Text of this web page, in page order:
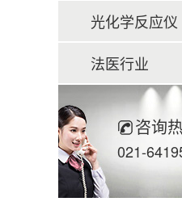
光化学反应仪
法医行业
咨询
021-